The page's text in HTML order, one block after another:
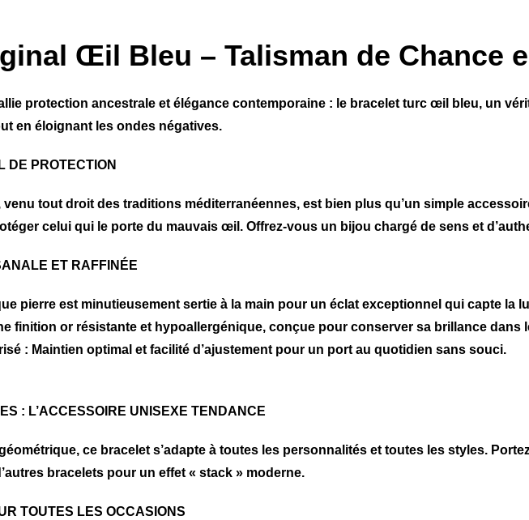
Œil Bleu – Talisman de Chance
protection ancestrale et élégance contemporaine : le bracelet turc œil bleu, un
en éloignant les ondes négatives.
DE PROTECTION
tout droit des traditions méditerranéennes, est bien plus qu’un simple
celui qui le porte du mauvais œil. Offrez-vous un bijou chargé de sens et
ET RAFFINÉE
pierre est minutieusement sertie à la main pour un éclat exceptionnel qui capte la
finition or résistante et hypoallergénique, conçue pour conserver sa brillance dans
: Maintien optimal et facilité d’ajustement pour un port au quotidien sans souci.
: L’ACCESSOIRE UNISEXE TENDANCE
ce bracelet s’adapte à toutes les personnalités et toutes les styles.
bracelets pour un effet « stack » moderne.
TOUTES LES OCCASIONS